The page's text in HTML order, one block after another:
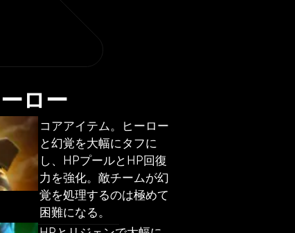
ロー
コアアイテム。ヒーロー
と幻覚を大幅にタフに
し、HPプールとHP回復
力を強化。敵チームが幻
覚を処理するのは極めて
困難になる。